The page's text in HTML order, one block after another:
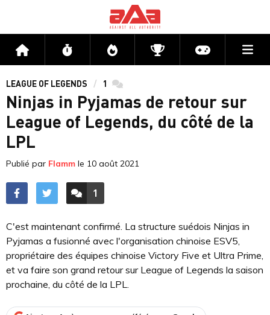
Accueil Flux Directs CompétitionsActu jeux
LEAGUE OF LEGENDS 1 commentaires
Ninjas in Pyjamas de retour sur
League of Legends, du côté de la
LPL
Publié par Flamm le 10 août 2021
ACCÉDER AUX
1
COMMENTAIRES
C'est maintenant confirmé. La structure suédois Ninjas in
Pyjamas a fusionné avec l'organisation chinoise ESV5,
propriétaire des équipes chinoise Victory Five et Ultra Prime,
et va faire son grand retour sur League of Legends la saison
prochaine, du côté de la LPL.